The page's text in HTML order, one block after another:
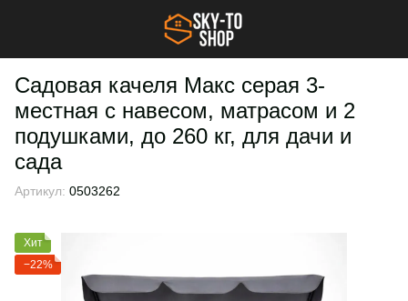
Садовая качеля Макс серая 3-
местная с навесом, матрасом и 2
подушками, до 260 кг, для дачи и
сада
Артикул: 0503262
Хит
−22%